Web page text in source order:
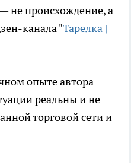
не происхождение, а
канала "Тарелка |
опыте автора
реальны и не
торговой сети и